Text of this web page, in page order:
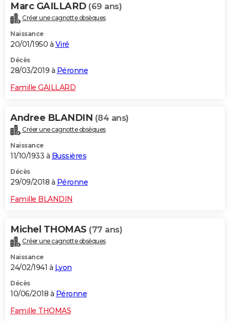
Marc GAILLARD (69 ans)
Créer une cagnotte obsèques
Naissance
20/01/1950 à Viré
Décès
28/03/2019 à Péronne
Famille GAILLARD
Andree BLANDIN (84 ans)
Créer une cagnotte obsèques
Naissance
11/10/1933 à Bussières
Décès
29/09/2018 à Péronne
Famille BLANDIN
Michel THOMAS (77 ans)
Créer une cagnotte obsèques
Naissance
24/02/1941 à Lyon
Décès
10/06/2018 à Péronne
Famille THOMAS